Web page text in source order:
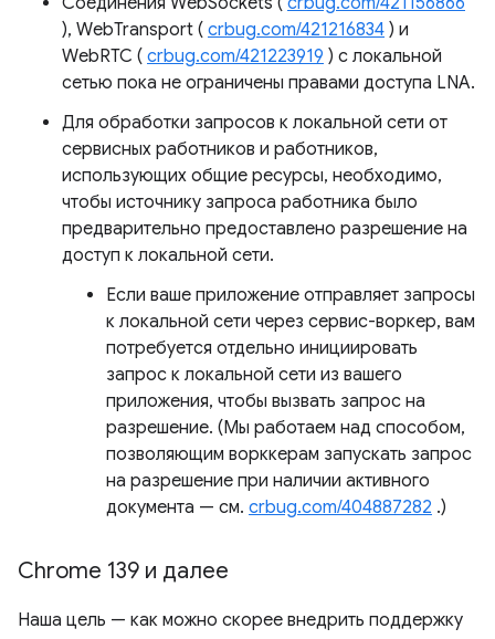
), WebTransport ( crbug.com/421216834 ) и
WebRTC ( crbug.com/421223919 ) с локальной
сетью пока не ограничены правами доступа LNA.
Для обработки запросов к локальной сети от
сервисных работников и работников,
использующих общие ресурсы, необходимо,
чтобы источнику запроса работника было
предварительно предоставлено разрешение на
доступ к локальной сети.
Если ваше приложение отправляет запросы
к локальной сети через сервис-воркер, вам
потребуется отдельно инициировать
запрос к локальной сети из вашего
приложения, чтобы вызвать запрос на
разрешение. (Мы работаем над способом,
позволяющим ворккерам запускать запрос
на разрешение при наличии активного
документа — см. crbug.com/404887282 .)
Chrome 139 и далее
Наша цель — как можно скорее внедрить поддержку